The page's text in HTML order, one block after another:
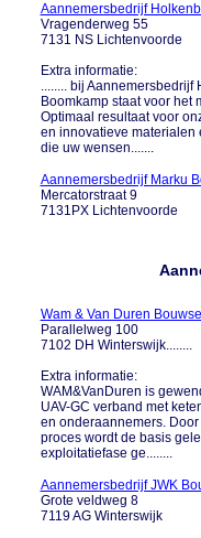
Aannemersbedrijf
Vragenderweg 55
7131 NS Lichtenvoorde
Extra informatie:
........ bij
Boomkamp staat voor het
Optimaal resultaat voor
en innovatieve materialen
die uw wensen.......
Aannemersbedrijf Marku
Mercatorstraat 9
7131PX Lichtenvoorde
Wam & Van Duren
Parallelweg 100
7102 DH Winterswijk........
Extra informatie:
WAM&VanDuren is
UAV-GC verband met
en onderaannemers.
proces wordt de basis
exploitatiefase ge........
Aannemersbedrijf JWK
Grote veldweg 8
7119 AG Winterswijk